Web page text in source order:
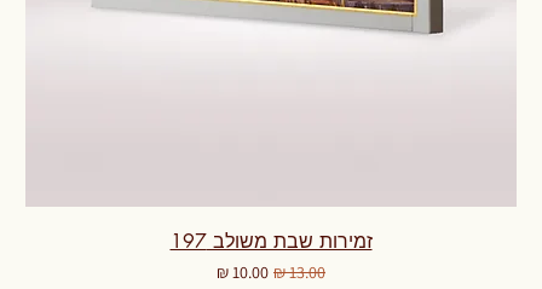
זמירות שבת משולב 197
מחיר רגילמחיר מבצע